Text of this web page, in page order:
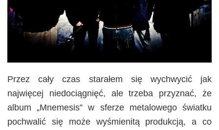
Przez cały czas starałem się wychwycić jak
najwięcej niedociągnięć, ale trzeba przyznać, że
album „Mnemesis” w sferze metalowego światku
pochwalić się może wyśmienitą produkcją, a co